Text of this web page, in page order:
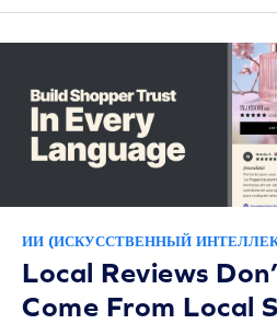
ИИ (ИСКУССТВЕННЫЙ
Local Reviews
Come From Local